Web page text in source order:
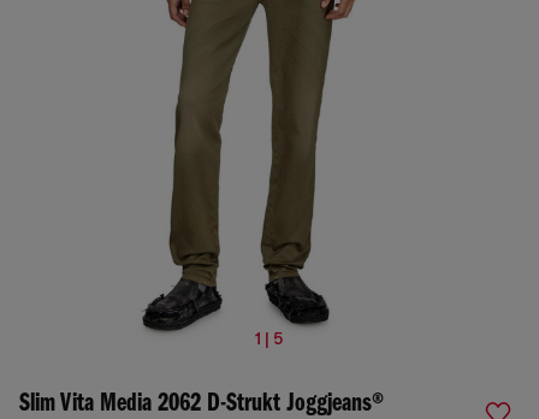
1 | 5
Slim Vita Media 2062 D-Strukt Joggjeans®